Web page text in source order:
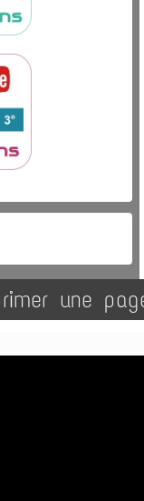
une